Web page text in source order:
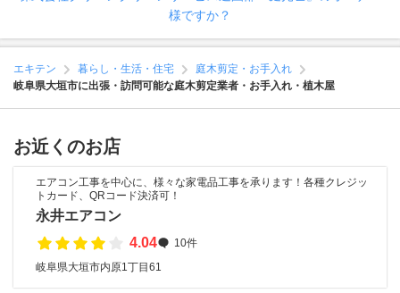
様ですか？
エキテン 暮らし・生活・住宅
庭木剪定・お手入れ
岐阜県大垣市に出張・訪問可能な庭木剪定業者・お手入れ・植木屋
お近くのお店
エアコン工事を中心に、様々な家電品工事を承ります！各種クレジッ
トカード、QRコード決済可！
永井エアコン
4.04
10件
岐阜県大垣市内原1丁目61